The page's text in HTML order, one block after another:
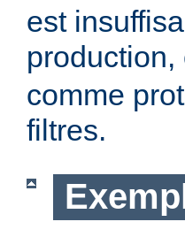
est
comme
filtres.